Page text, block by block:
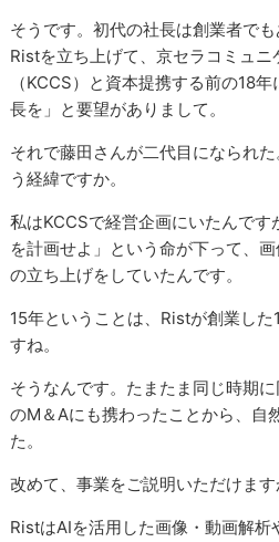
そうです。初代の社長は創業者で
Ristを立ち上げて、京セラコミュニ
（KCCS）と資本提携する前の18
長を」と要望がありまして。
それで藤田さんが二代目になられ
う経緯ですか。
私はKCCSで経営企画にいたんです
を計画せよ」という命が下って、
の立ち上げをしていたんです。
15年ということは、Ristが創業し
すね。
そうなんです。たまたま同じ時期
のM＆Aにも携わったことから、自
た。
改めて、事業をご説明いただけます
RistはAIを活用した画像・動画解